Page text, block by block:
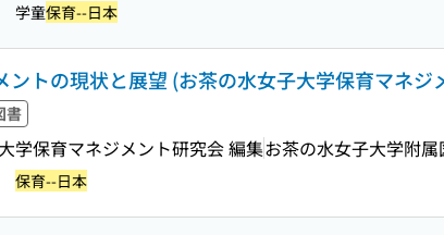
学童保育--日本
ントの現状と展望 (お茶の水女子大学保育マネジ
書
学保育マネジメント研究会 編集お茶の水女子大学附
保育--日本